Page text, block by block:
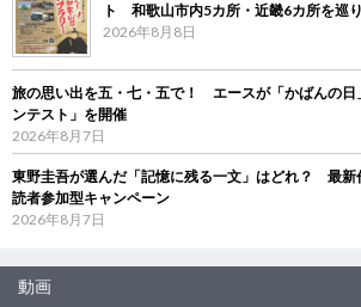
ト 和歌山市内5カ所・近畿6カ所を巡
2026年8月8日
旅の思い出を五・七・五で！ エースが「かばんの日
ンテスト」を開催
2026年8月7日
東野圭吾が選んだ「記憶に残る一文」はどれ？ 最新
読者参加型キャンペーン
2026年8月7日
動画